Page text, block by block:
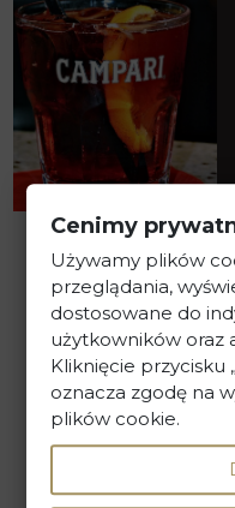
Kancelaria
ul. Maciejki
Cenimy
Używamy plików
przeglądania,
dostosowane do
użytkowników oraz
Kliknięcie przycisku
oznacza zgodę na
plików cookie.